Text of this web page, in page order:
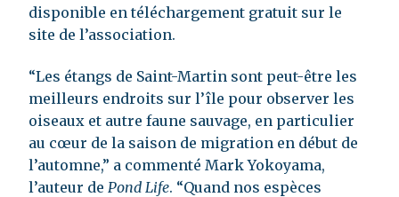
disponible en téléchargement gratuit sur le
site de l’association.
“Les étangs de Saint-Martin sont peut-être les
meilleurs endroits sur l’île pour observer les
oiseaux et autre faune sauvage, en particulier
au cœur de la saison de migration en début de
l’automne,” a commenté Mark Yokoyama,
l’auteur de Pond Life. “Quand nos espèces